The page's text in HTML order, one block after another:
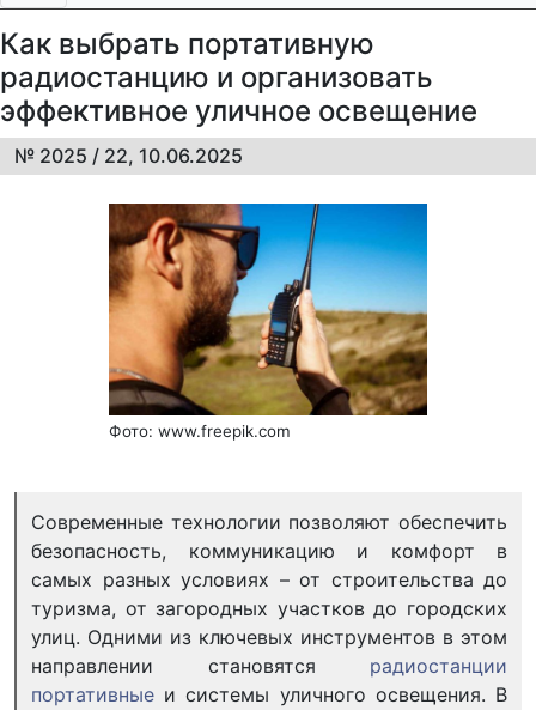
Как выбрать портативную
радиостанцию и организовать
эффективное уличное освещение
№ 2025 / 22, 10.06.2025
Фото: www.freepik.com
Современные технологии позволяют обеспечить
безопасность, коммуникацию и комфорт в
самых разных условиях – от строительства до
туризма, от загородных участков до городских
улиц. Одними из ключевых инструментов в этом
направлении становятся радиостанции
портативные и системы уличного освещения. В